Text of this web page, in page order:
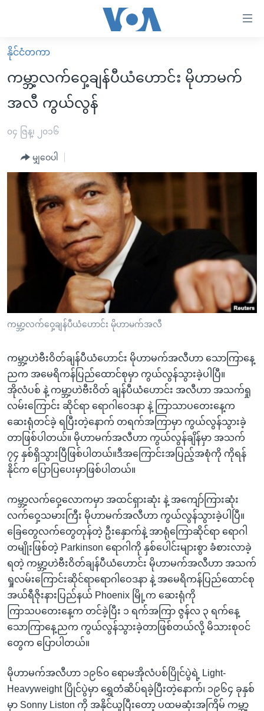
လွယ်ကူ
စေ
များ
အကြောင်းအရာ
စာမျက်နှာ
သို့
ကျော်
ရန်
ရှာဖွေ
ရန်
နေရာ
သို့
ကျော်
ရန်
မူလစာမျက်နှာ
မြန်မာ
ကမ္ဘာ့သတင်းများ
နိုင်ငံတကာ
အစ္စရေး-ပါလက်စတိုင်း
ဗွီဒီယို
ရပ်ဝန်းတခု လမ်းတခု အလွန်
အင်္ဂလိပ်စာလေ့လာမယ်
အမေရိကန်သုံးအီဒီယံ
မကြေးမုံရဲ့ အင်္ဂလိပ်စာ
ရုပ်ရှင်ထဲက အင်္ဂလိပ်စာ
သုတပဒေသာ အင်္ဂလိပ်စာ
အပတ်စဉ်ကဏ္ဍများ
ရေဒီယို
ရေဒီယိုနှင့်ရုပ်သံ အချက်အလက်များ
ရေဒီယို/တီဗွီအစီအစဉ်
Learning English
ဗွီအိုအေ လူမှုကွန်ယက်များ
ဘာသာစကားများ
နိုင်ငံတကာ
ကမ္ဘာ့လက်ဝှေ့ချန်ပီယံဟောင်း မိုဟာမက်
အလီ ကွယ်လွန်
၀၄ ဇြန္၊ ၂၀၁၆
မျှဝေပါ
ကမ္ဘာ့လက်ဝှေ့ချန်ပီယံဟောင်း မိုဟာမက်အလီ
ကမ္ဘာ့ဟဲဗီးဝိတ်ချန်ပီယံဟောင်း မိုဟာမက်အလီဟာ သောကြာနေ့
ညက အမေရိကန်ပြည်ထောင်စုမှာ ကွယ်လွန်သွားခဲ့ပါပြီ။
အိုလံပစ် နဲ့ ကမ္ဘာ့ဟဲဗီးဝိတ် ချန်ပီယံဟောင်း အလီဟာ အသက်ရှု
လမ်းကြောင်း ဆိုင်ရာ ရောဂါဝေဒနာ နဲ့ ကြာသာပတေးနေ့က
ဆေးရုံတင်ခဲ့ ရပြီးတဲ့နောက် တရက်အကြာမှာ ကွယ်လွန်သွားခဲ့
တာဖြစ်ပါတယ်။ မိုဟာမက်အလီဟာ ကွယ်လွန်ချိန်မှာ အသက်
၇၄ နှစ်ရှိသွားပြီဖြစ်ပါတယ်။ဒီအကြောင်းအပြည့်အစုံကို ကိုရန်
နိုင်က ပြောပြပေးမှာဖြစ်ပါတယ်။
ကမ္ဘာ့လက်ဝှေ့လောကမှာ အထင်ရှားဆုံး နဲ့ အကျော်ကြားဆုံး
လက်ဝှေ့သမားကြီး မိုဟာမက်အလီဟာ ကွယ်လွန်သွားခဲ့ပါပြီ။
ခြေတွေလက်တွေတုန်တဲ့ ဦးနှောက်နဲ့ အာရုံကြောဆိုင်ရာ ရောဂါ
တမျိုးဖြစ်တဲ့ Parkinson ရောဂါကို နှစ်ပေါင်းများစွာ ခံစားလာခဲ့
ရတဲ့ ကမ္ဘာ့ဟဲဗီးဝိတ်ချန်ပီယံဟောင်း မိုဟာမက်အလီဟာ အသက်
ရှုလမ်းကြောင်းဆိုင်ရာရောဂါဝေဒနာ နဲ့ အမေရိကန်ပြည်ထောင်စု
အယ်ရီဇိုးနားပြည်နယ် Phoenix မြို့က ဆေးရုံကို
ကြာသပတေးနေ့က တင်ခဲ့ပြီး ၁ ရက်အကြာ ဇွန်လ ၃ ရက်နေ့
သောကြာနေ့ညက ကွယ်လွန်သွားခဲ့တာဖြစ်တယ်လို့ မိသားစုဝင်
တွေက ပြောပါတယ်။
မိုဟာမက်အလီဟာ ၁၉၆၀ ရောမအိုလံပစ်ပြိုင်ပွဲရဲ့ Light-
Heavyweight ပြိုင်ပွဲမှာ ရွှေတံဆိပ်ရခဲ့ပြီးတဲ့နောက်၊ ၁၉၆၄ ခုနှစ်
မှာ Sonny Liston ကို အနိုင်ယူပြီးတော့ ပထမဆုံးအကြိမ် ကမ္ဘာ့